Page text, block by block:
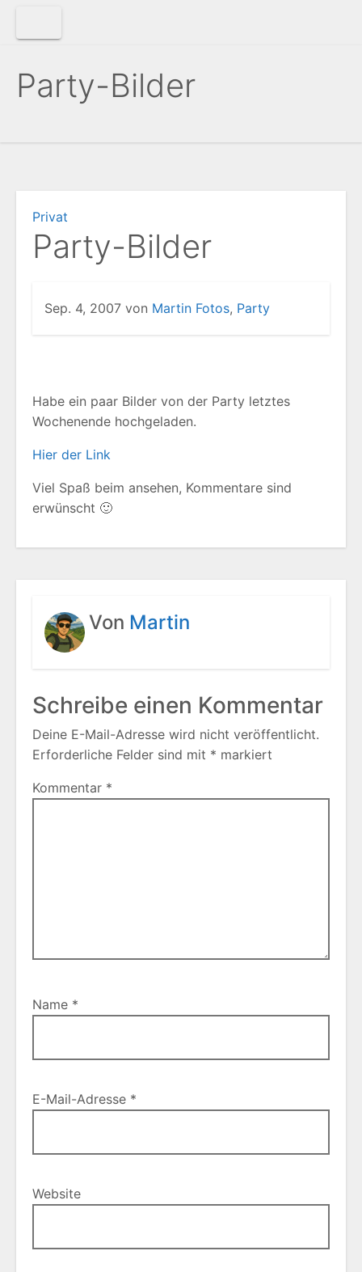
Party-Bilder
Privat
Party-Bilder
Sep. 4, 2007 von Martin Fotos, Party
Habe ein paar Bilder von der Party letztes
Wochenende hochgeladen.
Hier der Link
Viel Spaß beim ansehen, Kommentare sind
erwünscht 🙂
Von Martin
Schreibe einen Kommentar
Deine E-Mail-Adresse wird nicht veröffentlicht.
Erforderliche Felder sind mit * markiert
Kommentar *
Name *
E-Mail-Adresse *
Website